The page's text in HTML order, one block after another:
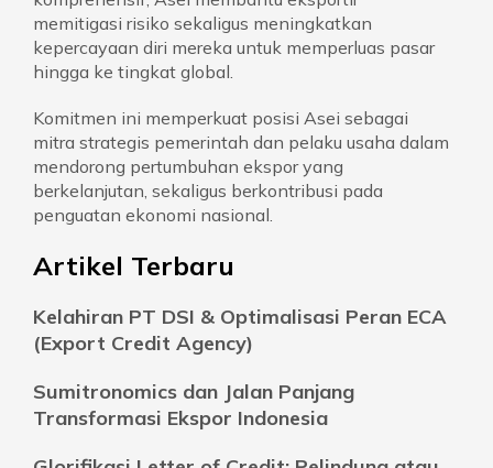
memitigasi risiko sekaligus meningkatkan
kepercayaan diri mereka untuk memperluas pasar
hingga ke tingkat global.
Komitmen ini memperkuat posisi Asei sebagai
mitra strategis pemerintah dan pelaku usaha dalam
mendorong pertumbuhan ekspor yang
berkelanjutan, sekaligus berkontribusi pada
penguatan ekonomi nasional.
Artikel Terbaru
Kelahiran PT DSI & Optimalisasi Peran ECA
(Export Credit Agency)
Sumitronomics dan Jalan Panjang
Transformasi Ekspor Indonesia